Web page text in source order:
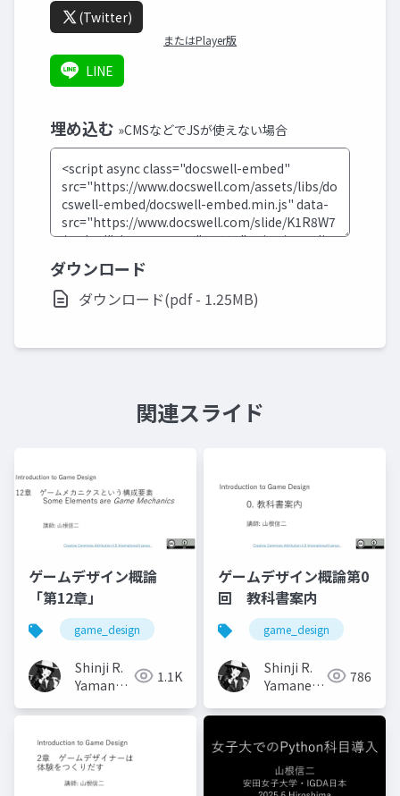
(Twitter)
またはPlayer版
LINE
埋め込む »CMSなどでJSが使えない場合
ダウンロード
ダウンロード(pdf - 1.25MB)
関連スライド
ゲームデザイン概論
「第12章」
game_design
Shinji R.
Yamane
1.1K
ゲームデザイン概論第0
回 教科書案内
game_design
Shinji R.
Yamane
786